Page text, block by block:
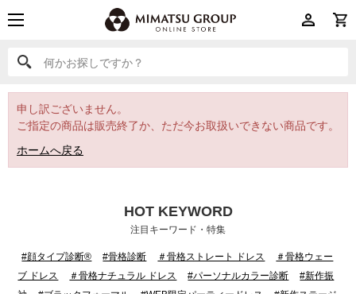
何かお探しですか？
何かお探しですか？
申し訳ございません。
ご指定の商品は販売終了か、ただ今お取扱いできない商品です。
ホームへ戻る
HOT KEYWORD
注目キーワード・特集
#顔タイプ診断® #骨格診断 ＃骨格ストレート ドレス
＃骨格ウェー
ブ ドレス
＃骨格ナチュラル ドレス #パーソナルカラー診断
#新作振